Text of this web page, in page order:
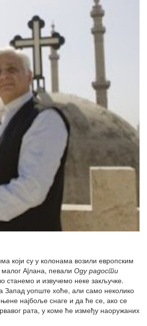
који су у колонама возили европским
Аjлана, певали Оду радости
станемо и извучемо неке закључке.
Запад уопште хоће, али само неколико
најбоље снаге и да ће се, ако се
рата, у коме ће између наоружаних